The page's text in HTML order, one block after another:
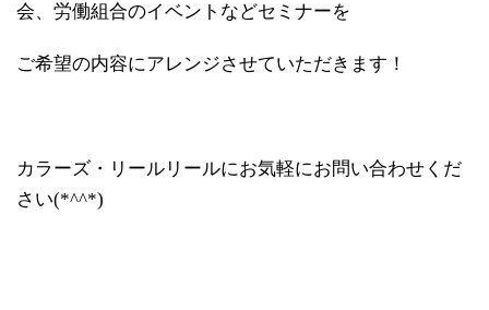
会、労働組合のイベントなどセミナーを
ご希望の内容にアレンジさせていただきます！
カラーズ・リールリールにお気軽にお問い合わせくだ
さい(*^^*)